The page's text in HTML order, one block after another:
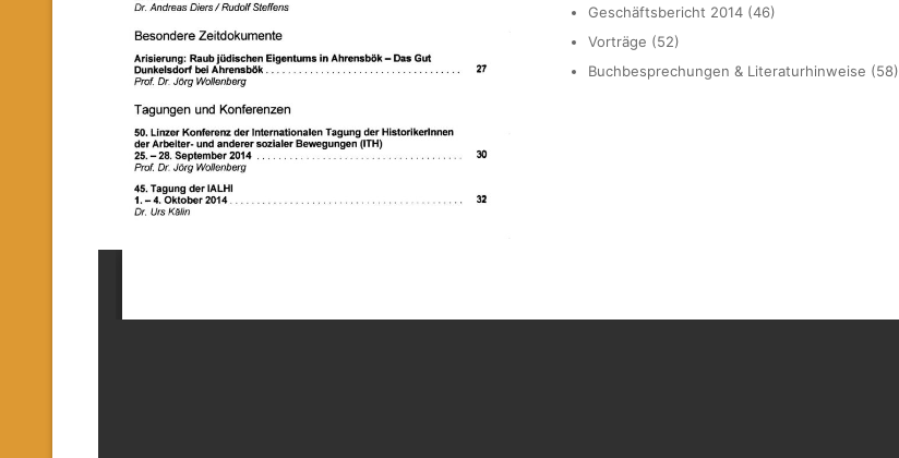
Geschäftsbericht 2014 (46)
Vorträge (52)
Buchbesprechungen & Literaturhinweise (58)